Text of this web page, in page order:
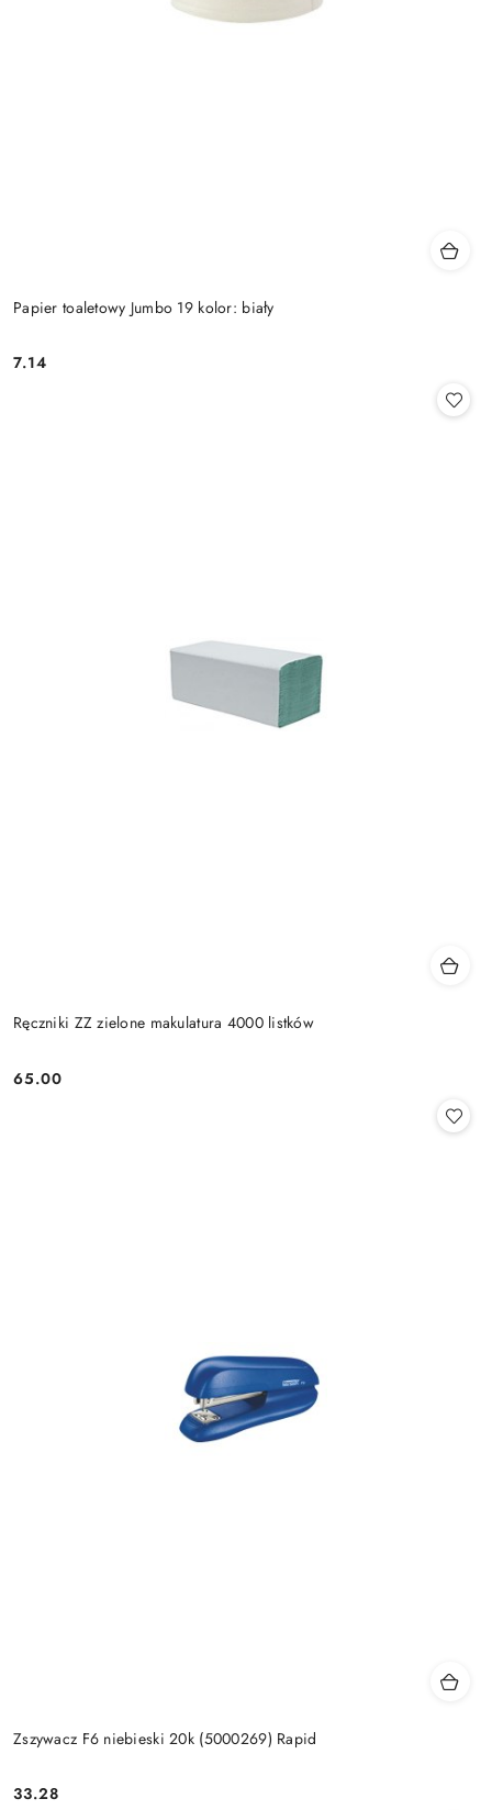
Papier toaletowy Jumbo 19 kolor: biały
Cena:
7.14
Ręczniki ZZ zielone makulatura 4000 listków
Cena:
65.00
Zszywacz F6 niebieski 20k (5000269) Rapid
33.28